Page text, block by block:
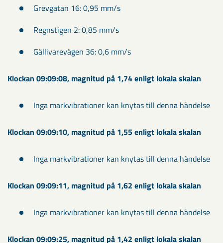
Grevgatan 16: 0,95 mm/s
Regnstigen 2: 0,85 mm/s
Gällivarevägen 36: 0,6 mm/s
Klockan 09:09:08, magnitud på 1,74 enligt lokala skalan
Inga markvibrationer kan knytas till denna händelse
Klockan 09:09:10, magnitud på 1,55 enligt lokala skalan
Inga markvibrationer kan knytas till denna händelse
Klockan 09:09:11, magnitud på 1,62 enligt lokala skalan
Inga markvibrationer kan knytas till denna händelse
Klockan 09:09:25, magnitud på 1,42 enligt lokala skalan